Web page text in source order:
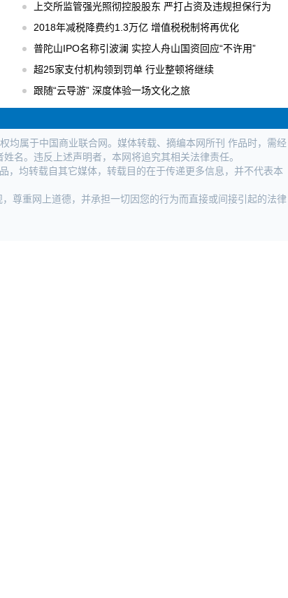
上交所监管强光照彻控股股东 严打占资及违规担保行为
2018年减税降费约1.3万亿 增值税税制将再优化
普陀山IPO名称引波澜 实控人舟山国资回应“不许用”
超25家支付机构领到罚单 行业整顿将继续
跟随“云导游” 深度体验一场文化之旅
均属于中国商业联合网。媒体转载、摘编本网所刊 作品时，需经
名。违反上述声明者，本网将追究其相关法律责任。
，均转载自其它媒体，转载目的在于传递更多信息，并不代表本
尊重网上道德，并承担一切因您的行为而直接或间接引起的法律